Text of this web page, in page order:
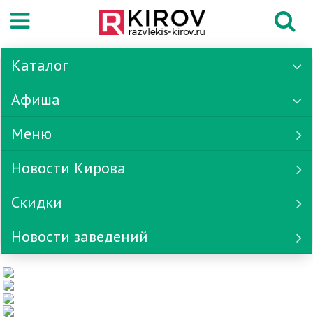
Каталог
Афиша
Меню
Новости Кирова
Скидки
Новости заведений